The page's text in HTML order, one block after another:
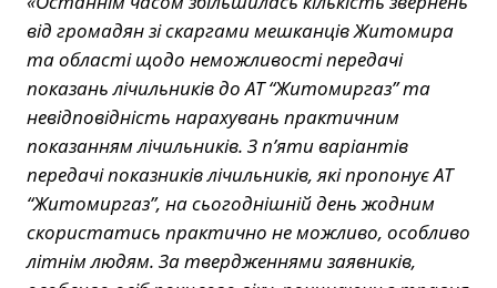
від громадян зі скаргами мешканців Житомира
та області щодо неможливості передачі
показань лічильників до АТ “Житомиргаз” та
невідповідність нарахувань практичним
показанням лічильників. З п’яти варіантів
передачі показників лічильників, які пропонує АТ
“Житомиргаз”, на сьогоднішній день жодним
скористатись практично не можливо, особливо
літнім людям. За твердженнями заявників,